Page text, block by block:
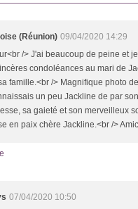
(Réunion) 09/04/2020 14:29
/> J'ai beaucoup de peine et
condoléances au mari de
famille.<br /> Magnifique photo
un peu Jackline de par
sa gaieté et son merveilleux
en paix chère Jackline.<br />
07/04/2020 10:50